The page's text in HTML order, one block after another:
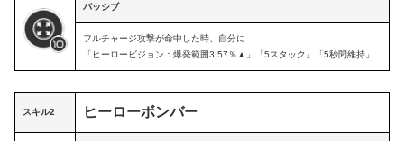
パッシブ
フルチャージ攻撃が命中した時、自分に
「ヒーロービジョン：爆発範囲3.57％▲」「5スタック」「5秒間維持」
スキル2 ヒーローボンバー